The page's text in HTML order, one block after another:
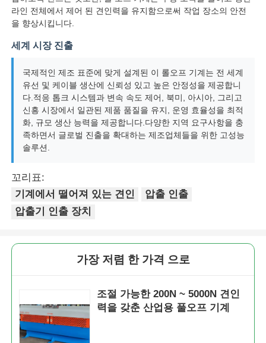
케이블링 머신
페어 트위스트 머신
와이어 부설 기계
되감기 기계
케이블 포장 기계
케이블 롤링 기계
스트리핑 압출기
라인 전체에서 제어 된 견인력을 유지함으로써 작업 장소의 안전
을 향상시킵니다.
세계 시장 진출
국제적인 제조 표준에 맞게 설계된 이 롤오프 기계는 전 세계
유선 및 케이블 생산에 신뢰성 있고 높은 안정성을 제공합니
다.적응 톱크 시스템과 변속 속도 제어, 북미, 아시아, 그리고
신흥 시장에서 일관된 제품 품질을 유지, 운영 효율성을 최적
화, 규모 생산 능력을 제공합니다.다양한 지역 요구사항을 충
족하면서 글로벌 진출을 확대하는 제조업체들을 위한 고성능
솔루션.
꼬리표:
기계에서 떨어져 있는 견인
압출 인출
압출기 인출 장치
가장 저렴 한 가격 으로
조절 가능한 200N ~ 5000N 견인
력을 갖춘 산업용 풀오프 기계